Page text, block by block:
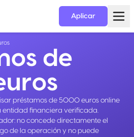
Aplicar
de
préstamos de 5000 euros online
entidad financiera verificada.
no concede directamente el
de la operación y no puede